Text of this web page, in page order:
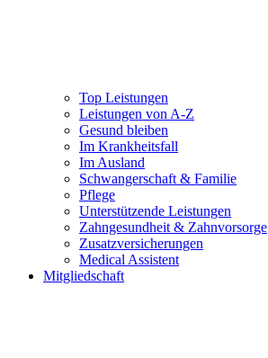
Top Leistungen
Leistungen von A-Z
Gesund bleiben
Im Krankheitsfall
Im Ausland
Schwangerschaft & Familie
Pflege
Unterstützende Leistungen
Zahngesundheit & Zahnvorsorge
Zusatzversicherungen
Medical Assistent
Mitgliedschaft